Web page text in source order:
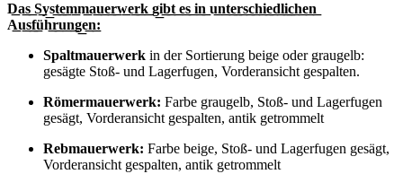
D͟a͟s͟ S͟y͟s͟t͟e͟m͟m͟a͟u͟e͟r͟w͟e͟r͟k͟ g͟i͟b͟t͟ e͟s͟ i͟n͟ u͟n͟t͟e͟r͟s͟c͟h͟i͟e͟d͟l͟i͟c͟h͟e͟n͟
A͟u͟s͟f͟üh͟r͟u͟n͟g͟e͟n͟:
Spaltmauerwerk in der Sortierung beige oder graugelb:
gesägte Stoß- und Lagerfugen, Vorderansicht gespalten.
Römermauerwerk: Farbe graugelb, Stoß- und Lagerfugen
gesägt, Vorderansicht gespalten, antik getrommelt
Rebmauerwerk: Farbe beige, Stoß- und Lagerfugen gesägt,
Vorderansicht gespalten, antik getrommelt